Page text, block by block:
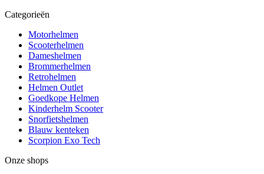
Categorieën
Motorhelmen
Scooterhelmen
Dameshelmen
Brommerhelmen
Retrohelmen
Helmen Outlet
Goedkope Helmen
Kinderhelm Scooter
Snorfietshelmen
Blauw kenteken
Scorpion Exo Tech
Onze shops